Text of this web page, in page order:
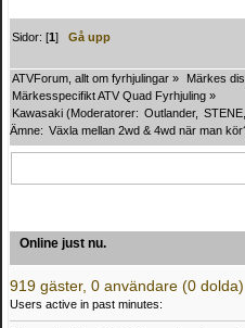
Sidor: [1]Gå upp
ATVForum, allt om fyrhjulingar » Märkes
Märkesspecifikt ATV Quad Fyrhjuling »
Kawasaki (Moderatorer: Outlander, STENE,
Ämne: Växla mellan 2wd & 4wd när man
Online just nu.
919 gäster, 0 användare (0 dolda)
Users active in past minutes: